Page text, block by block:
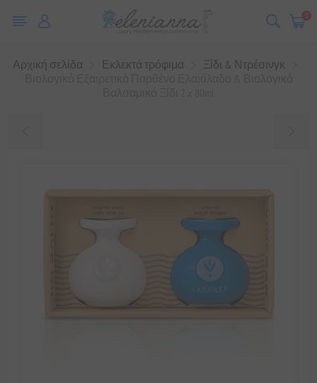
0
Αρχική σελίδα Εκλεκτά τρόφιμα
Ξίδι & Ντρέσινγκ